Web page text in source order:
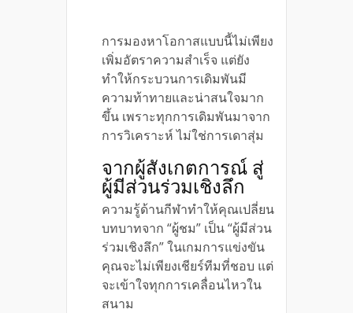
การมองหาโอกาสแบบนี้ไม่เพียง
เพิ่มอัตราความสำเร็จ แต่ยัง
ทำให้กระบวนการเดิมพันมี
ความท้าทายและน่าสนใจมาก
ขึ้น เพราะทุกการเดิมพันมาจาก
การวิเคราะห์ ไม่ใช่การเดาสุ่ม
จากผู้สังเกตการณ์ สู่
ผู้มีส่วนร่วมเชิงลึก
ความรู้ด้านกีฬาทำให้คุณเปลี่ยน
บทบาทจาก “ผู้ชม” เป็น “ผู้มีส่วน
ร่วมเชิงลึก” ในเกมการแข่งขัน
คุณจะไม่เพียงเชียร์ทีมที่ชอบ แต่
จะเข้าใจทุกการเคลื่อนไหวใน
สนาม